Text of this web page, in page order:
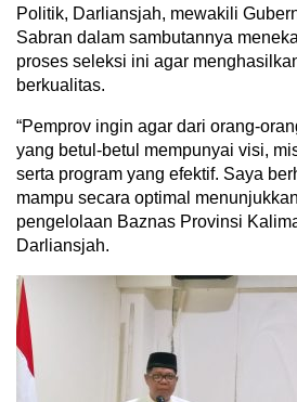
Politik, Darliansjah, mewakili
Sabran dalam sambutannya
proses seleksi ini agar
berkualitas.
“Pemprov ingin agar dari orang-
yang betul-betul mempunyai visi,
serta program yang efektif. Saya
mampu secara optimal
pengelolaan Baznas Provinsi
Darliansjah.